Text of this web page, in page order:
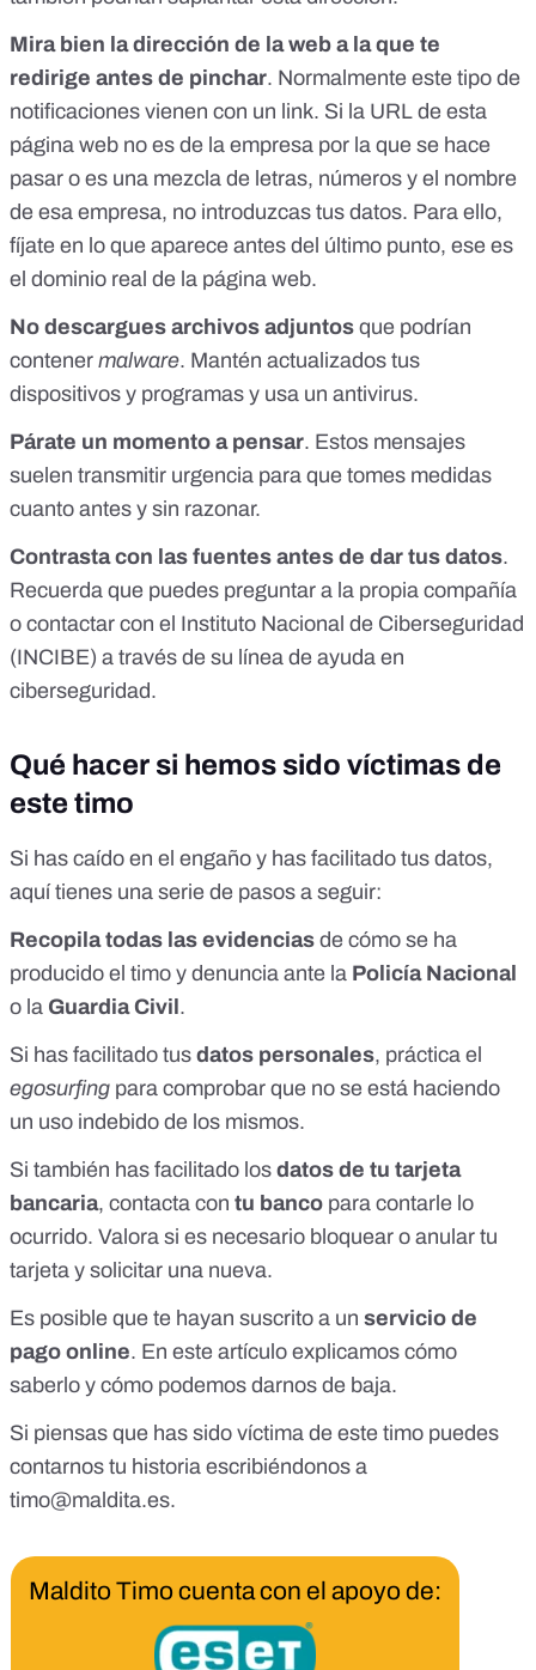
Mira bien la dirección de la web a la que te
redirige antes de pinchar. Normalmente este tipo de
notificaciones vienen con un link. Si la URL de esta
página web no es de la empresa por la que se hace
pasar o es una mezcla de letras, números y el nombre
de esa empresa, no introduzcas tus datos. Para ello,
fíjate en lo que aparece antes del último punto, ese es
el dominio real de la página web.
No descargues archivos adjuntos que podrían
contener malware. Mantén actualizados tus
dispositivos y programas y usa un antivirus.
Párate un momento a pensar. Estos mensajes
suelen transmitir urgencia para que tomes medidas
cuanto antes y sin razonar.
Contrasta con las fuentes antes de dar tus datos.
Recuerda que puedes preguntar a la propia compañía
o contactar con el Instituto Nacional de Ciberseguridad
(INCIBE) a través de su línea de ayuda en
ciberseguridad.
Qué hacer si hemos sido víctimas de
este timo
Si has caído en el engaño y has facilitado tus datos,
aquí tienes una serie de pasos a seguir:
Recopila todas las evidencias de cómo se ha
producido el timo y denuncia ante la Policía Nacional
o la Guardia Civil.
Si has facilitado tus datos personales, práctica el
egosurfing para comprobar que no se está haciendo
un uso indebido de los mismos.
Si también has facilitado los datos de tu tarjeta
bancaria, contacta con tu banco para contarle lo
ocurrido. Valora si es necesario bloquear o anular tu
tarjeta y solicitar una nueva.
Es posible que te hayan suscrito a un servicio de
pago online. En este artículo explicamos cómo
saberlo y cómo podemos darnos de baja.
Si piensas que has sido víctima de este timo puedes
contarnos tu historia escribiéndonos a
timo@maldita.es.
Maldito Timo cuenta con el apoyo de: